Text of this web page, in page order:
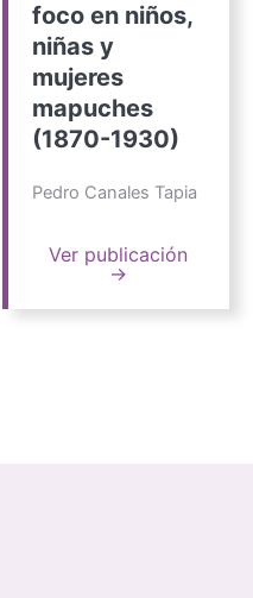
foco en niños,
niñas y
mujeres
mapuches
(1870-1930)
Pedro Canales Tapia
Ver publicación
→